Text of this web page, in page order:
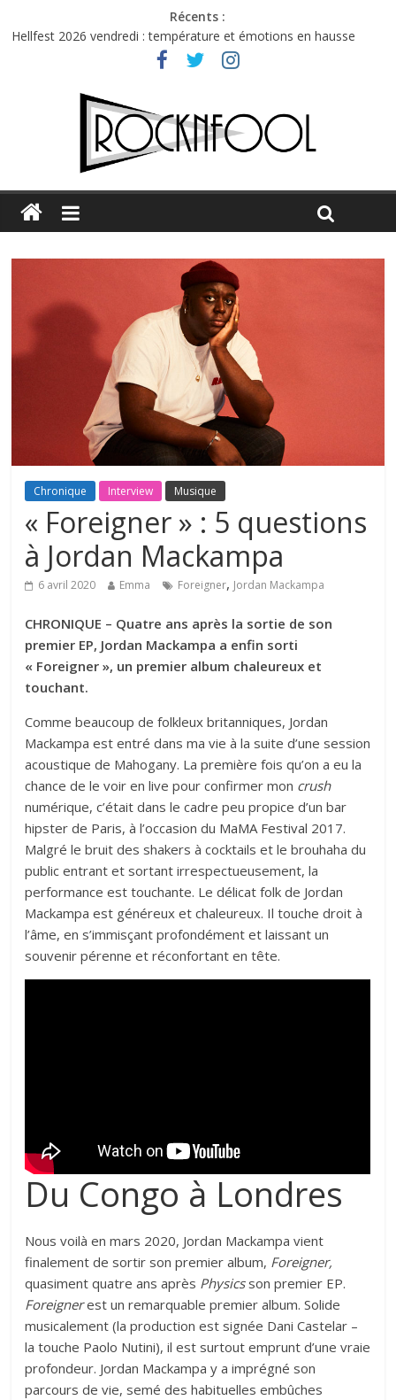
Récents :
Hellfest 2026 vendredi : température et émotions en hausse
Hellfest 2026 jeudi : impossible de choisir entre chaleur et bonne
Première édition du Midgard Festival : entre bière, métal et
Charlie Puth à l’Olympia : la leçon de pop du Professeur Puth
Jon Spencer & the HITmakers : coup de chaud au café Atlantik
Chronique Interview Musique
« Foreigner » : 5 questions
à Jordan Mackampa
6 avril 2020 Emma Foreigner, Jordan Mackampa
CHRONIQUE – Quatre ans après la sortie de son
premier EP, Jordan Mackampa a enfin sorti
« Foreigner », un premier album chaleureux et
touchant.
Comme beaucoup de folkleux britanniques, Jordan
Mackampa est entré dans ma vie à la suite d’une session
acoustique de Mahogany. La première fois qu’on a eu la
chance de le voir en live pour confirmer mon crush
numérique, c’était dans le cadre peu propice d’un bar
hipster de Paris, à l’occasion du MaMA Festival 2017.
Malgré le bruit des shakers à cocktails et le brouhaha du
public entrant et sortant irrespectueusement, la
performance est touchante. Le délicat folk de Jordan
Mackampa est généreux et chaleureux. Il touche droit à
l’âme, en s’immisçant profondément et laissant un
souvenir pérenne et réconfortant en tête.
Du Congo à Londres
Nous voilà en mars 2020, Jordan Mackampa vient
finalement de sortir son premier album, Foreigner,
quasiment quatre ans après Physicsson premier EP.
Foreignerest un remarquable premier album. Solide
musicalement (la production est signée Dani Castelar –
la touche Paolo Nutini), il est surtout emprunt d’une vraie
profondeur. Jordan Mackampa y a imprégné son
parcours de vie, semé des habituelles embûches